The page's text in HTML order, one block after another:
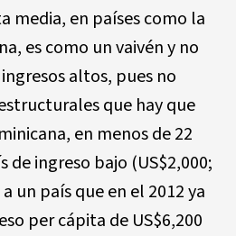
media, en países como la
es como un vaivén y no
altos, pues no
que hay que
en menos de 22
de ingreso bajo (US$2,000;
un país que en el 2012 ya
per cápita de US$6,200